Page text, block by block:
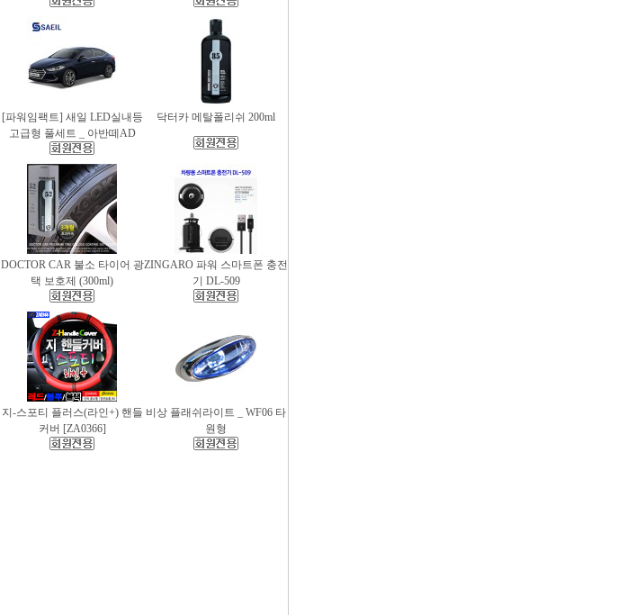
[파워임팩트] 새일 LED실내등
고급형 풀세트 _ 아반떼AD
닥터카 메탈폴리쉬 200ml
DOCTOR CAR 불소 타이어 광
택 보호제 (300ml)
ZINGARO 파워 스마트폰 충전
기 DL-509
지-스포티 플러스(라인+) 핸들
커버 [ZA0366]
비상 플래쉬라이트 _ WF06 타
원형